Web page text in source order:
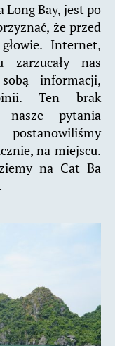
Bay, jest po
że przed
Internet,
zarzucały nas
informacji,
Ten brak
nasze pytania
na miejscu.
na Cat Ba